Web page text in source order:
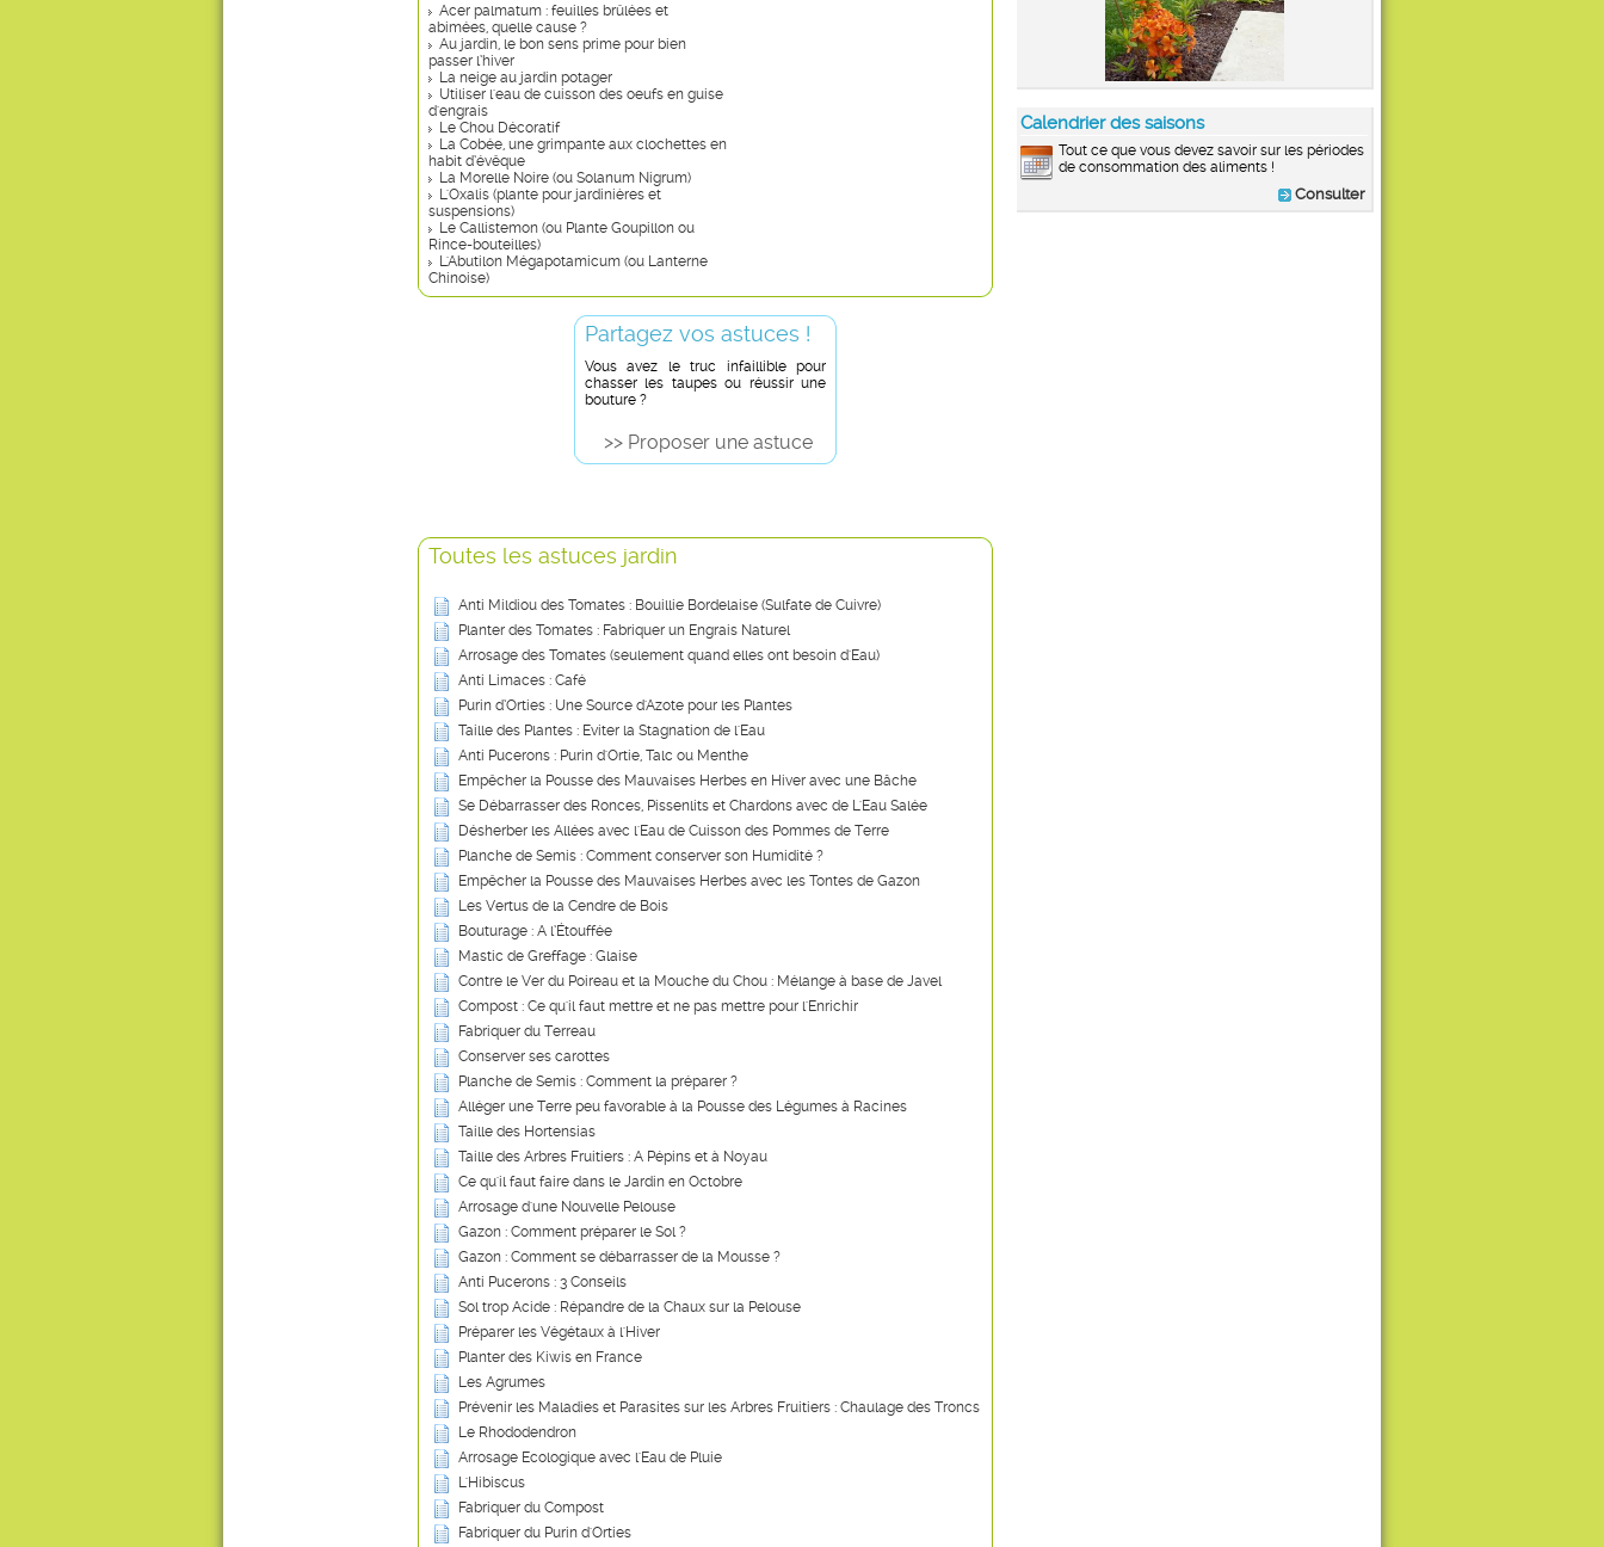
Calendrier des saisons
Tout ce que vous devez savoir sur les périodes
de consommation des aliments !
Consulter
Acer palmatum : feuilles brûlées et
abimées, quelle cause ?
Au jardin, le bon sens prime pour bien
passer l’hiver
La neige au jardin potager
Utiliser l'eau de cuisson des oeufs en guise
d'engrais
Le Chou Décoratif
La Cobée, une grimpante aux clochettes en
habit d’évêque
La Morelle Noire (ou Solanum Nigrum)
L'Oxalis (plante pour jardinières et
suspensions)
Le Callistemon (ou Plante Goupillon ou
Rince-bouteilles)
L'Abutilon Mégapotamicum (ou Lanterne
Chinoise)
Partagez vos astuces !
Vous avez le truc infaillible pour
chasser les taupes ou réussir une
bouture ?
>> Proposer une astuce
Toutes les astuces jardin
Anti Mildiou des Tomates : Bouillie Bordelaise (Sulfate de Cuivre)
Planter des Tomates : Fabriquer un Engrais Naturel
Arrosage des Tomates (seulement quand elles ont besoin d'Eau)
Anti Limaces : Café
Purin d’Orties : Une Source d'Azote pour les Plantes
Taille des Plantes : Eviter la Stagnation de l'Eau
Anti Pucerons : Purin d'Ortie, Talc ou Menthe
Empêcher la Pousse des Mauvaises Herbes en Hiver avec une Bâche
Se Débarrasser des Ronces, Pissenlits et Chardons avec de L'Eau Salée
Désherber les Allées avec l'Eau de Cuisson des Pommes de Terre
Planche de Semis : Comment conserver son Humidité ?
Empêcher la Pousse des Mauvaises Herbes avec les Tontes de Gazon
Les Vertus de la Cendre de Bois
Bouturage : A l’Étouffée
Mastic de Greffage : Glaise
Contre le Ver du Poireau et la Mouche du Chou : Mélange à base de Javel
Compost : Ce qu'il faut mettre et ne pas mettre pour l'Enrichir
Fabriquer du Terreau
Conserver ses carottes
Planche de Semis : Comment la préparer ?
Alléger une Terre peu favorable à la Pousse des Légumes à Racines
Taille des Hortensias
Taille des Arbres Fruitiers : A Pépins et à Noyau
Ce qu'il faut faire dans le Jardin en Octobre
Arrosage d'une Nouvelle Pelouse
Gazon : Comment préparer le Sol ?
Gazon : Comment se débarrasser de la Mousse ?
Anti Pucerons : 3 Conseils
Sol trop Acide : Répandre de la Chaux sur la Pelouse
Préparer les Végétaux à l'Hiver
Planter des Kiwis en France
Les Agrumes
Prévenir les Maladies et Parasites sur les Arbres Fruitiers : Chaulage des Troncs
Le Rhododendron
Arrosage Ecologique avec l'Eau de Pluie
L'Hibiscus
Fabriquer du Compost
Fabriquer du Purin d'Orties